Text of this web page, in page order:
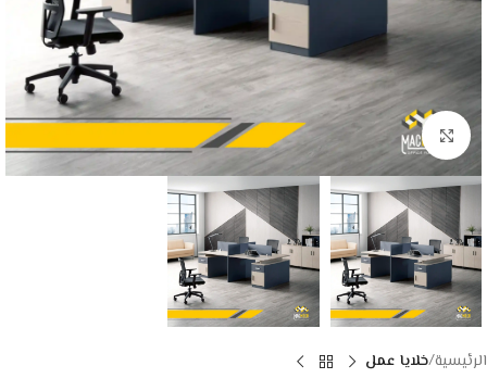
Click to enlarge
الرئيسية خلايا عمل